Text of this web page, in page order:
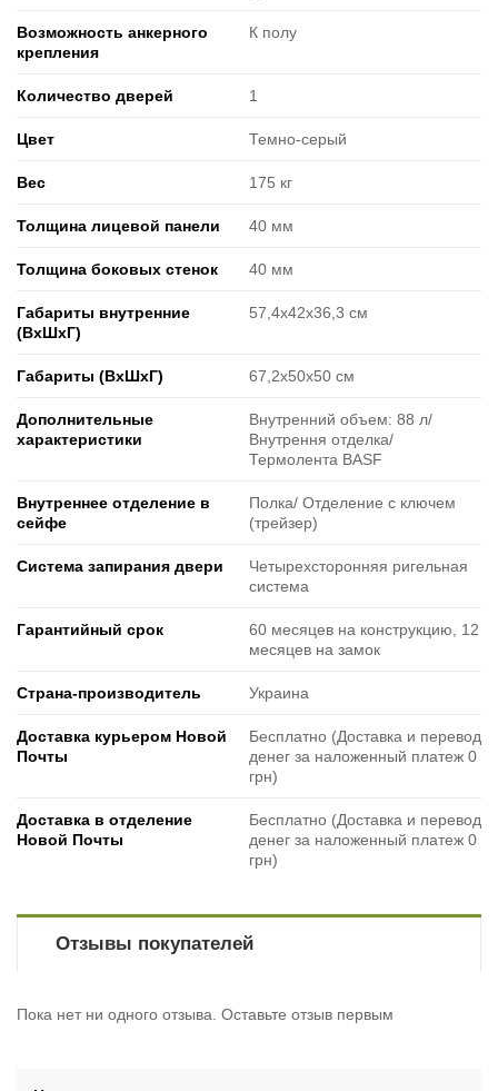
Возможность анкерного
крепления
К полу
Количество дверей 1
Цвет Темно-серый
Вес 175 кг
Толщина лицевой панели 40 мм
Толщина боковых стенок 40 мм
Габариты внутренние
(ВxШxГ)
57,4х42х36,3 см
Габариты (ВxШxГ) 67,2х50х50 см
Дополнительные
характеристики
Внутренний объем: 88 л/
Внутрення отделка/
Термолента BASF
Внутреннее отделение в
сейфе
Полка/ Отделение с ключем
(трейзер)
Система запирания двери
Четырехсторонняя ригельная
система
Гарантийный срок
60 месяцев на конструкцию, 12
месяцев на замок
Страна-производитель Украина
Доставка курьером Новой
Почты
Бесплатно (Доставка и перевод
денег за наложенный платеж 0
грн)
Доставка в отделение
Новой Почты
Бесплатно (Доставка и перевод
денег за наложенный платеж 0
грн)
Отзывы покупателей
Пока нет ни одного отзыва. Оставьте отзыв первым